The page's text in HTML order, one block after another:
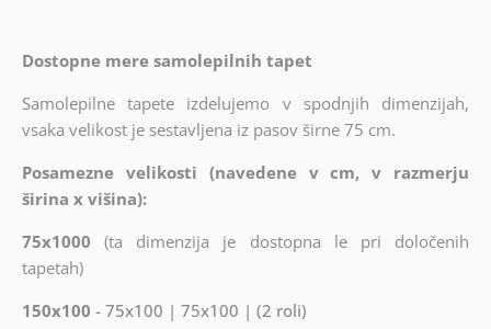
Dostopne mere samolepilnih tapet
Samolepilne tapete izdelujemo v spodnjih dimenzijah,
vsaka velikost je sestavljena iz pasov širne 75 cm.
Posamezne velikosti (navedene v cm, v razmerju
širina x višina):
75x1000
(ta dimenzija je dostopna le pri določenih
tapetah)
150x100 - 75x100 | 75x100 | (2 roli)